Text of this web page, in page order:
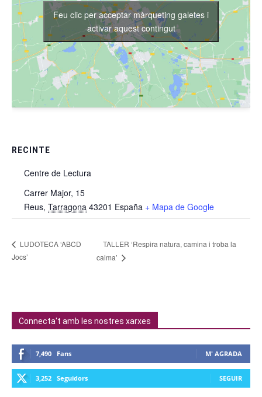
RECINTE
Centre de Lectura
Carrer Major, 15
Reus, Tarragona 43201 España + Mapa de Google
Feu clic per acceptar màrqueting galetes i
activar aquest contingut
LUDOTECA ‘ABCD
Jocs’
TALLER ‘Respira natura, camina i troba la
calma’
Connecta't amb les nostres xarxes
7,490 Fans M' AGRADA
3,252 Seguidors SEGUIR